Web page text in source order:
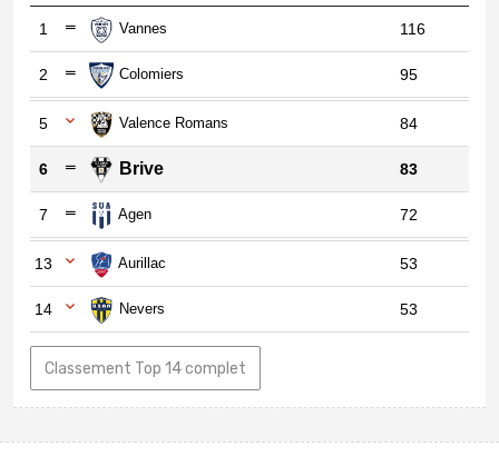
1 Vannes 116
2 Colomiers 95
5 Valence Romans 84
6 Brive 83
7 Agen 72
13 Aurillac 53
14 Nevers 53
Classement Top 14 complet